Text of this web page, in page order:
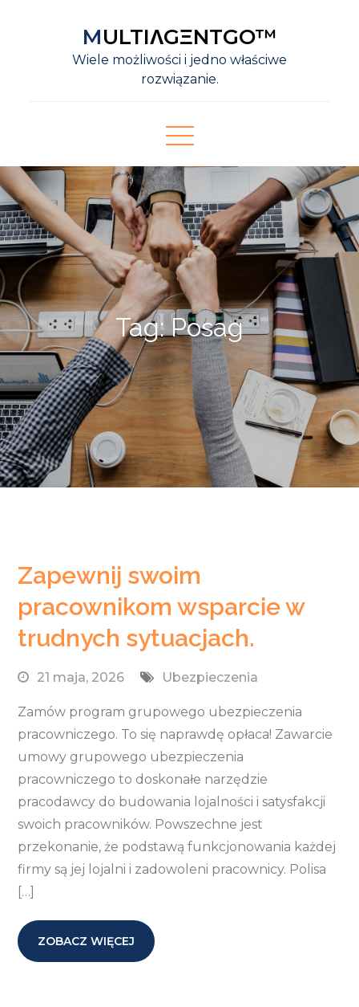
MULTIΛGΞNTGO™
Wiele możliwości i jedno właściwe
rozwiązanie.
Tag:Posag
Zapewnij swoim
pracownikom wsparcie w
trudnych sytuacjach.
21 maja, 2026 Ubezpieczenia
Zamów program grupowego ubezpieczenia
pracowniczego. To się naprawdę opłaca! Zawarcie
umowy grupowego ubezpieczenia
pracowniczego to doskonałe narzędzie
pracodawcy do budowania lojalności i satysfakcji
swoich pracowników. Powszechne jest
przekonanie, że podstawą funkcjonowania każdej
firmy są jej lojalni i zadowoleni pracownicy. Polisa
[…]
ZOBACZ WIĘCEJ